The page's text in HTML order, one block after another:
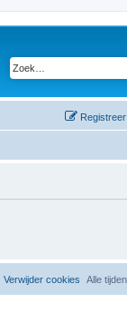
Registreer
Alle
Verwijder cookies